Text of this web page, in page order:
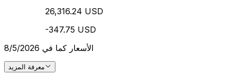
26,316.24 USD
-347.75 USD
الأسعار كما في 8/5/2026
معرفة المزيد